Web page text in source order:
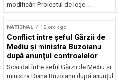
modificări Proiectul de lege...
NAȚIONAL 12 ore ago
Conflict între şeful Gărzii de
Mediu şi ministra Buzoianu
după anunţul controalelor
Scandal între şeful Gărzii de Mediu şi
ministra Diana Buzoianu după anunţul